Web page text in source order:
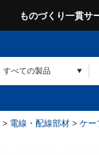
ものづくり一貫サ
> 電線・配線部材 > ケー